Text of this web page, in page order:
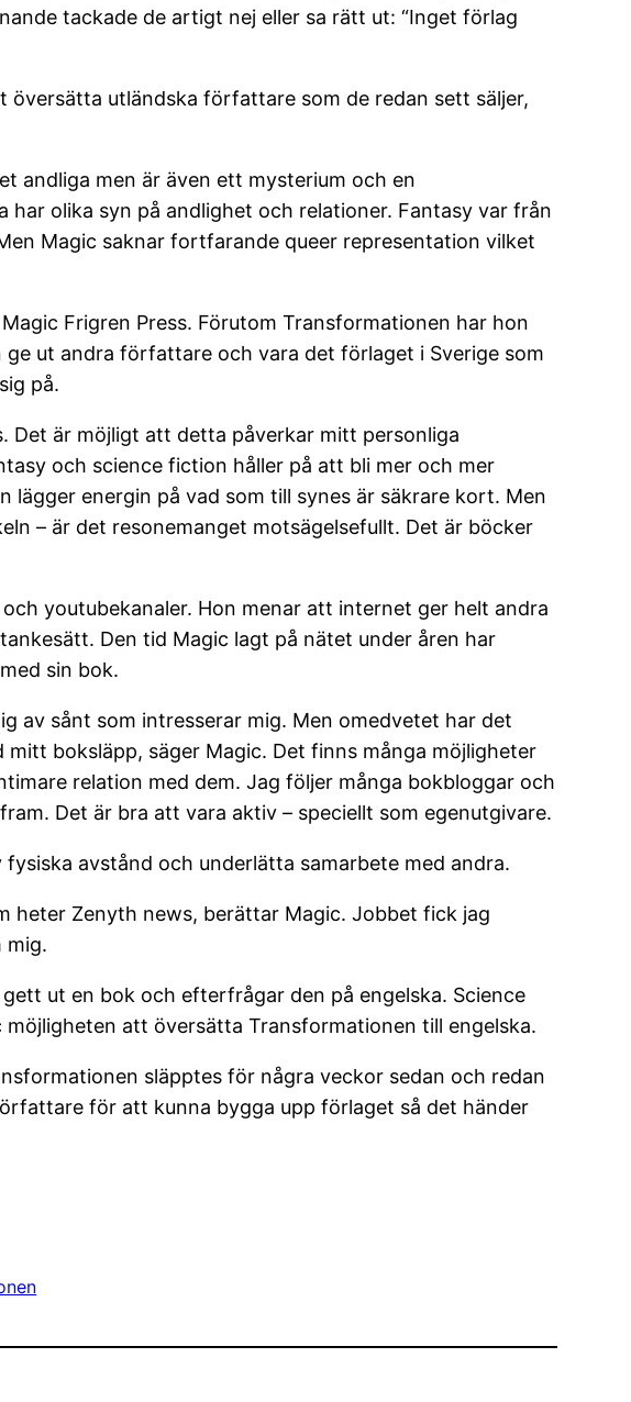
tackade de artigt nej eller sa rätt ut: “Inget förlag
utländska författare som de redan sett säljer,
andliga men är även ett mysterium och en
olika syn på andlighet och relationer. Fantasy var från
Magic saknar fortfarande queer representation vilket
Frigren Press. Förutom Transformationen har hon
ut andra författare och vara det förlaget i Sverige som
på.
Det är möjligt att detta påverkar mitt personliga
och science fiction håller på att bli mer och mer
energin på vad som till synes är säkrare kort. Men
– är det resonemanget motsägelsefullt. Det är böcker
youtubekanaler. Hon menar att internet ger helt andra
Den tid Magic lagt på nätet under åren har
sin bok.
av sånt som intresserar mig. Men omedvetet har det
boksläpp, säger Magic. Det finns många möjligheter
relation med dem. Jag följer många bokbloggar och
Det är bra att vara aktiv – speciellt som egenutgivare.
avstånd och underlätta samarbete med andra.
heter Zenyth news, berättar Magic. Jobbet fick jag
mig.
ut en bok och efterfrågar den på engelska. Science
att översätta Transformationen till engelska.
släpptes för några veckor sedan och redan
för att kunna bygga upp förlaget så det händer